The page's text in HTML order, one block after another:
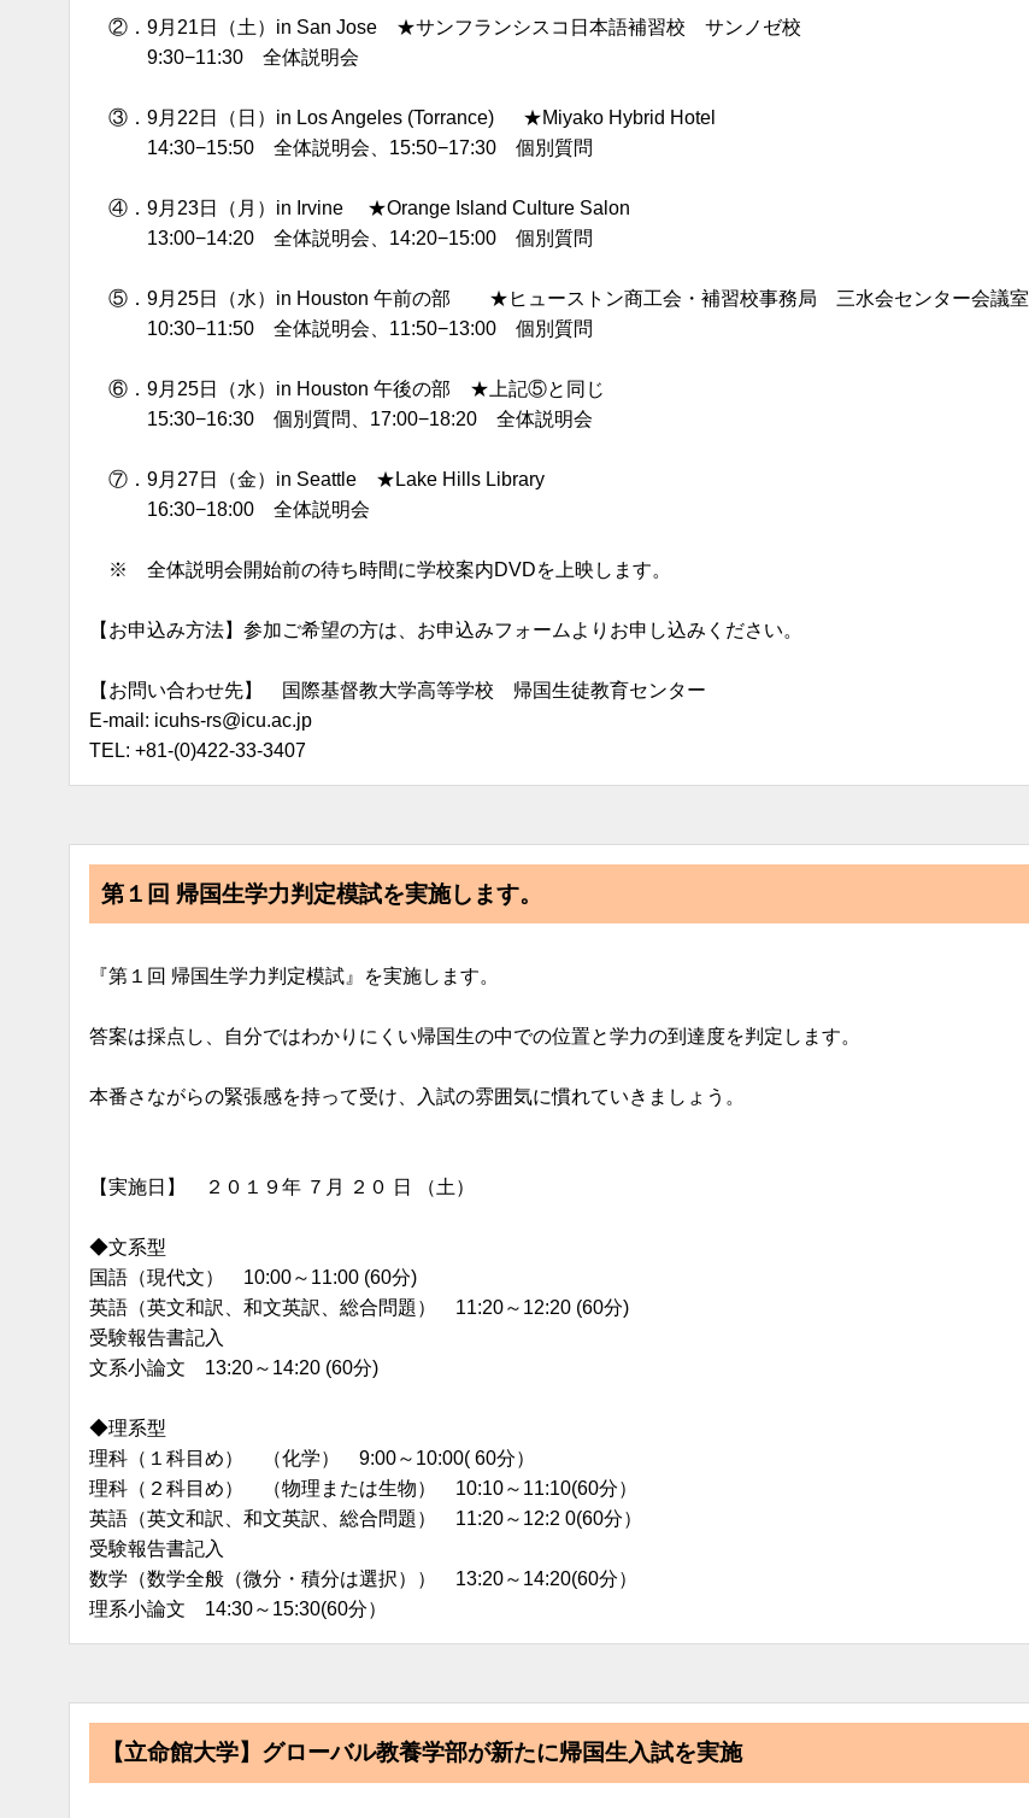
②．9月21日（土）in San Jose ★サンフランシスコ日本語補習校 サンノゼ校
9:30−11:30 全体説明会
③．9月22日（日）in Los Angeles (Torrance) ★Miyako Hybrid Hotel
14:30−15:50 全体説明会、15:50−17:30 個別質問
④．9月23日（月）in Irvine ★Orange Island Culture Salon
13:00−14:20 全体説明会、14:20−15:00 個別質問
⑤．9月25日（水）in Houston 午前の部 ★ヒューストン商工会・補習校事務局 三水会センター会議室
10:30−11:50 全体説明会、11:50−13:00 個別質問
⑥．9月25日（水）in Houston 午後の部 ★上記⑤と同じ
15:30−16:30 個別質問、17:00−18:20 全体説明会
⑦．9月27日（金）in Seattle ★Lake Hills Library
16:30−18:00 全体説明会
※ 全体説明会開始前の待ち時間に学校案内DVDを上映します。
【お申込み方法】参加ご希望の方は、お申込みフォームよりお申し込みください。
【お問い合わせ先】 国際基督教大学高等学校 帰国生徒教育センター
E-mail: icuhs-rs@icu.ac.jp
TEL: +81-(0)422-33-3407
第１回 帰国生学力判定模試を実施します。
『第１回 帰国生学力判定模試』を実施します。
答案は採点し、自分ではわかりにくい帰国生の中での位置と学力の到達度を判定します。
本番さながらの緊張感を持って受け、入試の雰囲気に慣れていきましょう。
【実施日】 ２０１９年 ７月 ２０ 日 （土）
◆文系型
国語（現代文） 10:00～11:00 (60分)
英語（英文和訳、和文英訳、総合問題） 11:20～12:20 (60分)
受験報告書記入
文系小論文 13:20～14:20 (60分)
◆理系型
理科（１科目め） （化学） 9:00～10:00( 60分）
理科（２科目め） （物理または生物） 10:10～11:10(60分）
英語（英文和訳、和文英訳、総合問題） 11:20～12:2 0(60分）
受験報告書記入
数学（数学全般（微分・積分は選択）） 13:20～14:20(60分）
理系小論文 14:30～15:30(60分）
【立命館大学】グローバル教養学部が新たに帰国生入試を実施